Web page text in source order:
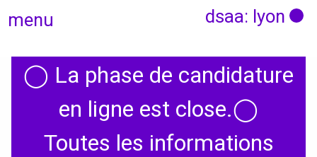
menu dsaa: lyon
Actualités
Candidatures
◯ La phase de candidature
en ligne est close.◯
Toutes les informations